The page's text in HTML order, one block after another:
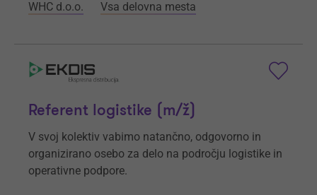
WHC d.o.o. Vsa delovna mesta
Referent logistike (m/ž)
V svoj kolektiv vabimo natančno, odgovorno in
organizirano osebo za delo na področju logistike in
operativne podpore.